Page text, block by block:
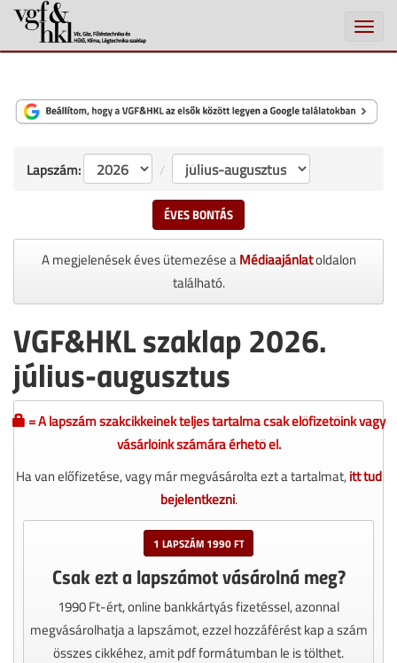
Toggle
Lapszám:
ÉVES BONTÁS
A megjelenések éves ütemezése aMédiaajánlatoldalon
található.
VGF&HKL szaklap 2026.
július-augusztus
= A lapszám szakcikkeinek teljes tartalma csak előfizetőink vagy
vásárlóink számára érhető el.
Ha van előfizetése, vagy már megvásárolta ezt a tartalmat,itt tud
bejelentkezni.
1 LAPSZÁM 1990 FT
Csak ezt a lapszámot vásárolná meg?
1990 Ft-ért, online bankkártyás fizetéssel, azonnal
megvásárolhatja a lapszámot, ezzel hozzáférést kap a szám
összes cikkéhez, amit pdf formátumban le is tölthet.